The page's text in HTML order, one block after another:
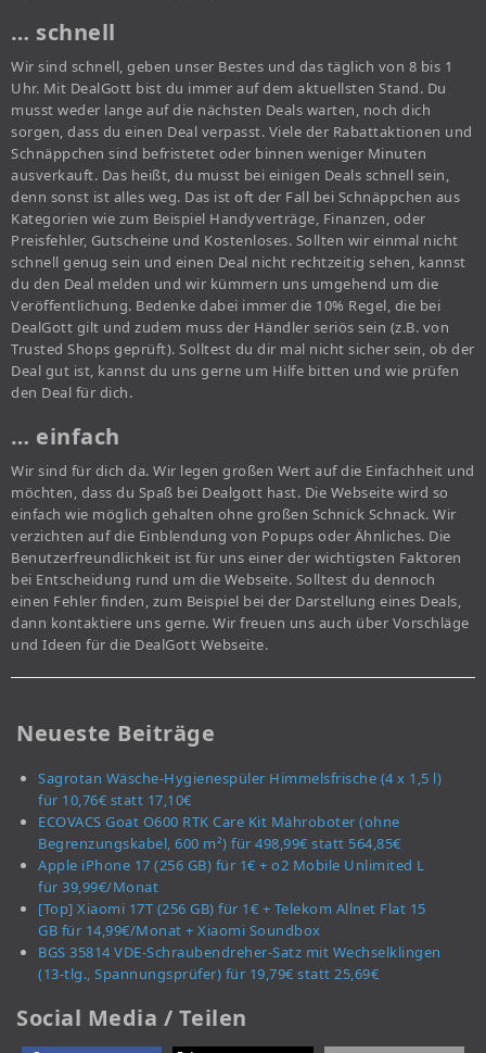
… schnell
Wir sind schnell, geben unser Bestes und das täglich von 8 bis 1
Uhr. Mit DealGott bist du immer auf dem aktuellsten Stand. Du
musst weder lange auf die nächsten Deals warten, noch dich
sorgen, dass du einen Deal verpasst. Viele der Rabattaktionen und
Schnäppchen sind befristetet oder binnen weniger Minuten
ausverkauft. Das heißt, du musst bei einigen Deals schnell sein,
denn sonst ist alles weg. Das ist oft der Fall bei Schnäppchen aus
Kategorien wie zum Beispiel Handyverträge, Finanzen, oder
Preisfehler, Gutscheine und Kostenloses. Sollten wir einmal nicht
schnell genug sein und einen Deal nicht rechtzeitig sehen, kannst
du den Deal melden und wir kümmern uns umgehend um die
Veröffentlichung. Bedenke dabei immer die 10% Regel, die bei
DealGott gilt und zudem muss der Händler seriös sein (z.B. von
Trusted Shops geprüft). Solltest du dir mal nicht sicher sein, ob der
Deal gut ist, kannst du uns gerne um Hilfe bitten und wie prüfen
den Deal für dich.
… einfach
Wir sind für dich da. Wir legen großen Wert auf die Einfachheit und
möchten, dass du Spaß bei Dealgott hast. Die Webseite wird so
einfach wie möglich gehalten ohne großen Schnick Schnack. Wir
verzichten auf die Einblendung von Popups oder Ähnliches. Die
Benutzerfreundlichkeit ist für uns einer der wichtigsten Faktoren
bei Entscheidung rund um die Webseite. Solltest du dennoch
einen Fehler finden, zum Beispiel bei der Darstellung eines Deals,
dann kontaktiere uns gerne. Wir freuen uns auch über Vorschläge
und Ideen für die DealGott Webseite.
Neueste Beiträge
Sagrotan Wäsche-Hygienespüler Himmelsfrische (4 x 1,5 l)
für 10,76€ statt 17,10€
ECOVACS Goat O600 RTK Care Kit Mähroboter (ohne
Begrenzungskabel, 600 m²) für 498,99€ statt 564,85€
Apple iPhone 17 (256 GB) für 1€ + o2 Mobile Unlimited L
für 39,99€/Monat
[Top] Xiaomi 17T (256 GB) für 1€ + Telekom Allnet Flat 15
GB für 14,99€/Monat + Xiaomi Soundbox
BGS 35814 VDE-Schraubendreher-Satz mit Wechselklingen
(13-tlg., Spannungsprüfer) für 19,79€ statt 25,69€
Social Media / Teilen